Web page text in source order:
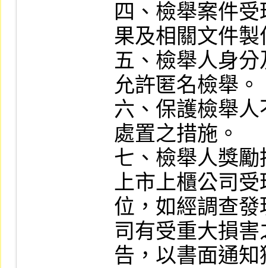
四、檢舉案件
果及相關文件
五、檢舉人身
允許匿名檢舉。
六、保護檢舉
處置之措施。
七、檢舉人獎勵
上市上櫃公司
位，如經調查
司有受重大損
告，以書面通